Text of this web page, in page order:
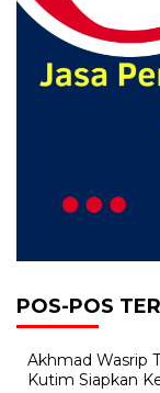
POS-POS
Akhmad Wasrip
Kutim Siapkan